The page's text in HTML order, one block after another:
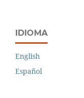
IDIOMA
English
Español